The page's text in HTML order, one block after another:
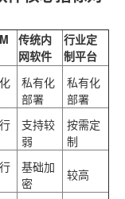
传统内
网软件
行业定
制平台
私有化
部署
私有化
部署
支持较
弱
按需定
制
基础加
密
较高